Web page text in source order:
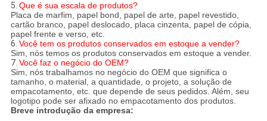
5. Que é sua escala de produtos?
Placa de marfim, papel bond, papel de arte, papel revestido,
cartão branco, papel deslocado, placa cinzenta, papel de cópia,
papel frente e verso, etc.
6. Você tem os produtos conservados em estoque a vender?
Sim, nós temos os produtos conservados em estoque a vender.
7. Você faz o negócio do OEM?
Sim, nós trabalhamos no negócio do OEM que significa o
tamanho, o material, a quantidade, o projeto, a solução de
empacotamento, etc. que depende de seus pedidos. Além, seu
logotipo pode ser afixado no empacotamento dos produtos.
Breve introdução da empresa: